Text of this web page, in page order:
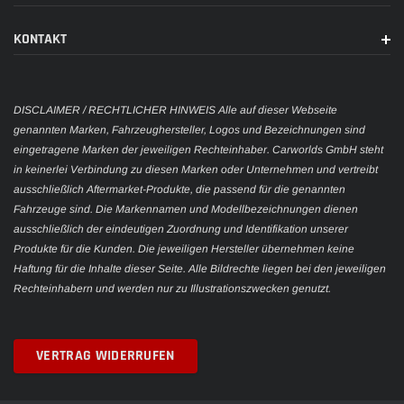
KONTAKT
DISCLAIMER / RECHTLICHER HINWEIS Alle auf dieser Webseite
genannten Marken, Fahrzeughersteller, Logos und Bezeichnungen sind
eingetragene Marken der jeweiligen Rechteinhaber. Carworlds GmbH steht
in keinerlei Verbindung zu diesen Marken oder Unternehmen und vertreibt
ausschließlich Aftermarket-Produkte, die passend für die genannten
Fahrzeuge sind. Die Markennamen und Modellbezeichnungen dienen
ausschließlich der eindeutigen Zuordnung und Identifikation unserer
Produkte für die Kunden. Die jeweiligen Hersteller übernehmen keine
Haftung für die Inhalte dieser Seite. Alle Bildrechte liegen bei den jeweiligen
Rechteinhabern und werden nur zu Illustrationszwecken genutzt.
VERTRAG WIDERRUFEN